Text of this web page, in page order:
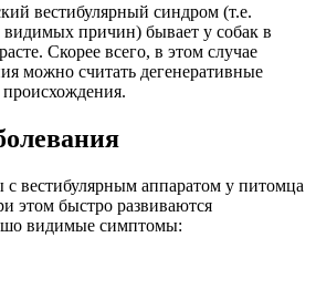
вестибулярный синдром (т.е.
причин) бывает у собак в
Скорее всего, в этом случае
можно считать дегенеративные
происхождения.
с вестибулярным аппаратом у питомца
этом быстро развиваются
видимые симптомы: